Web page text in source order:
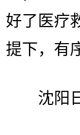
好了医疗
提下，有
沈阳日